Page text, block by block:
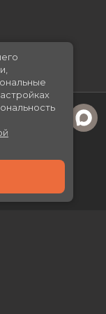
настройках